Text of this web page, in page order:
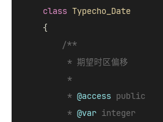
class Typecho_Date
{
/**
         * 期望时区偏移
         *
         *
@access public
         *
@var integer